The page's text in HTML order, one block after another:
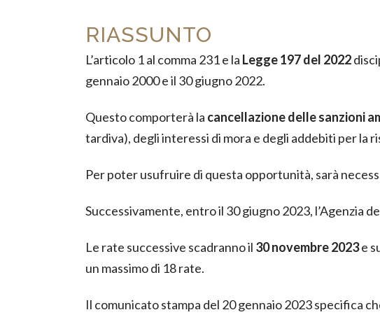
RIASSUNTO
L’articolo 1 al comma 231 e la Legge 197 del 2022
gennaio 2000 e il 30 giugno 2022.
Questo comporterà la cancellazione delle sanzioni
tardiva), degli interessi di mora e degli addebiti per la
Per poter usufruire di questa opportunità, sarà
Successivamente, entro il 30 giugno 2023, l’Agenzia
Le rate successive scadranno il 30 novembre 2023e
un massimo di 18 rate.
Il comunicato stampa del 20 gennaio 2023 specifica